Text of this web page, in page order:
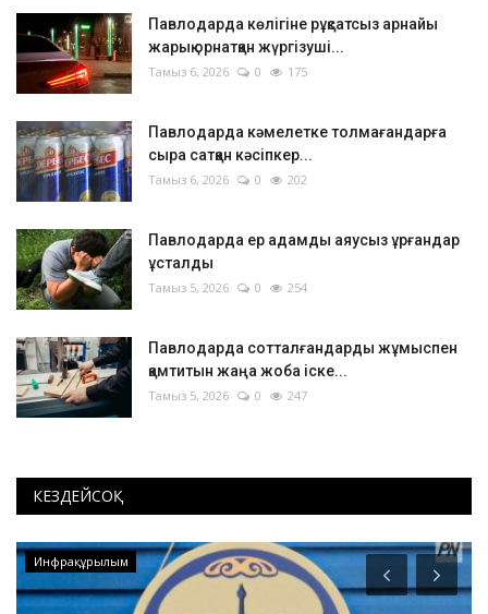
Павлодарда көлігіне рұқсатсыз арнайы
жарық орнатқан жүргізуші...
Тамыз 6, 2026 0 175
Павлодарда кәмелетке толмағандарға
сыра сатқан кәсіпкер...
Тамыз 6, 2026 0 202
Павлодарда ер адамды аяусыз ұрғандар
ұсталды
Тамыз 5, 2026 0 254
Павлодарда сотталғандарды жұмыспен
қамтитын жаңа жоба іске...
Тамыз 5, 2026 0 247
КЕЗДЕЙСОҚ
Инфрақұрылым